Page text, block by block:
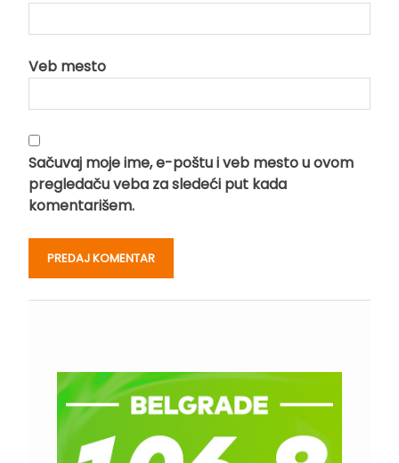
Veb mesto
Sačuvaj moje ime, e-poštu i veb mesto u ovom
pregledaču veba za sledeći put kada
komentarišem.